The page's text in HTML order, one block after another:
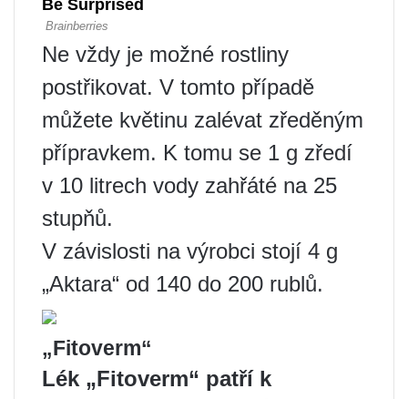
Ne vždy je možné rostliny
postřikovat. V tomto případě
můžete květinu zalévat zředěným
přípravkem. K tomu se 1 g zředí
v 10 litrech vody zahřáté na 25
stupňů.
V závislosti na výrobci stojí 4 g
„Aktara“ od 140 do 200 rublů.
„Fitoverm“
Lék „Fitoverm“ patří k